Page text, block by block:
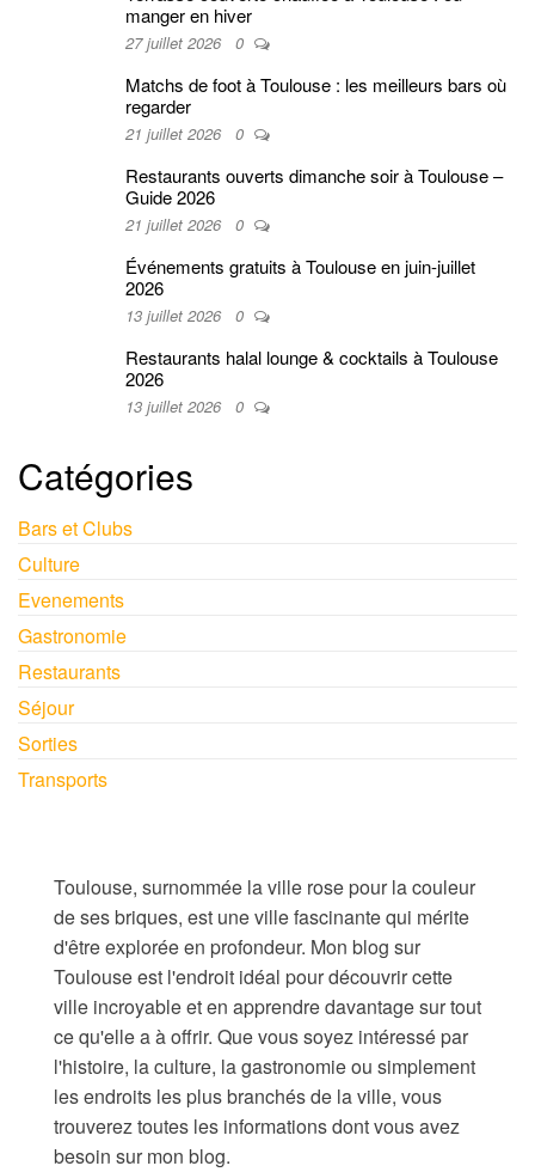
manger en hiver
27 juillet 2026 0
Matchs de foot à Toulouse : les meilleurs bars où
regarder
21 juillet 2026 0
Restaurants ouverts dimanche soir à Toulouse –
Guide 2026
21 juillet 2026 0
Événements gratuits à Toulouse en juin-juillet
2026
13 juillet 2026 0
Restaurants halal lounge & cocktails à Toulouse
2026
13 juillet 2026 0
Catégories
Bars et Clubs
Culture
Evenements
Gastronomie
Restaurants
Séjour
Sorties
Transports
Toulouse, surnommée la ville rose pour la couleur
de ses briques, est une ville fascinante qui mérite
d'être explorée en profondeur. Mon blog sur
Toulouse est l'endroit idéal pour découvrir cette
ville incroyable et en apprendre davantage sur tout
ce qu'elle a à offrir. Que vous soyez intéressé par
l'histoire, la culture, la gastronomie ou simplement
les endroits les plus branchés de la ville, vous
trouverez toutes les informations dont vous avez
besoin sur mon blog.